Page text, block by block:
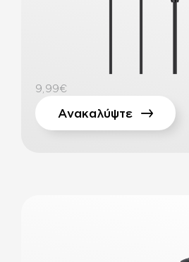
Ανακαλύψτε
9,99€